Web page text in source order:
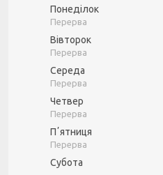
Понеділок
Вівторок
Середа
Четвер
Пʼятниця
Субота